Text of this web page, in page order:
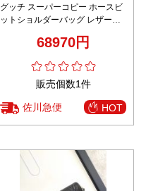
グッチ スーパーコピー ホースビ
ットショルダーバッグ レザーフ
68970円
販売個数1件
佐川急便 HOT